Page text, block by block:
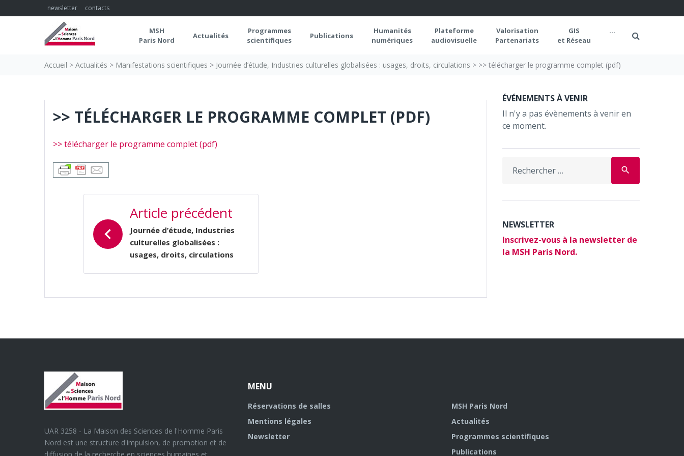
to
newsletter contacts
MSH
Paris Nord
Actualités
Programmes
scientifiques
Publications
Humanités
numériques
Plateforme
audiovisuelle
Valorisation
Partenariats
GIS
et Réseau
...
Accueil > Actualités > Manifestations scientifiques > Journée d’étude, Industries culturelles globalisées : usages, droits, circulations > >> télécharger le programme complet (pdf)
>> TÉLÉCHARGER LE PROGRAMME COMPLET (PDF)
>> télécharger le programme complet (pdf)
DE
L’ARTICLE
Article précédent
Journée d’étude, Industries
culturelles globalisées :
usages, droits, circulations
ÉVÉNEMENTS À VENIR
Il n'y a pas évènements à venir en
ce moment.
for:
search
NEWSLETTER
Inscrivez-vous à la newsletter de
la MSH Paris Nord.
UAR 3258 - La Maison des Sciences de l'Homme Paris
Nord est une structure d'impulsion, de promotion et de
MENU
Réservations de salles
Mentions légales
Newsletter
MSH Paris Nord
Actualités
Programmes scientifiques
Publications